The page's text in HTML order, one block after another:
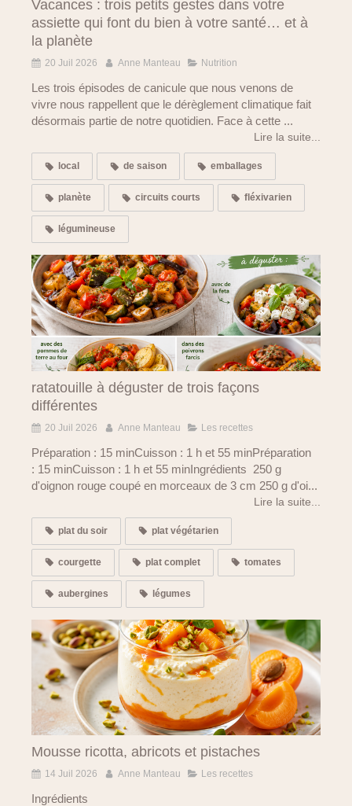
Vacances : trois petits gestes dans votre
assiette qui font du bien à votre santé… et à
la planète
20 Juil 2026 Anne Manteau Nutrition
Les trois épisodes de canicule que nous venons de
vivre nous rappellent que le dérèglement climatique fait
désormais partie de notre quotidien. Face à cette ...
Lire la suite...
local de saison emballages
planète circuits courts fléxivarien
légumineuse
ratatouille à déguster de trois façons
différentes
20 Juil 2026 Anne Manteau Les recettes
Préparation : 15 minCuisson : 1 h et 55 minPréparation
: 15 minCuisson : 1 h et 55 minIngrédients 250 g
d'oignon rouge coupé en morceaux de 3 cm 250 g d'oi...
Lire la suite...
plat du soir plat végétarien
courgette plat complet tomates
aubergines légumes
Mousse ricotta, abricots et pistaches
14 Juil 2026 Anne Manteau Les recettes
Ingrédients